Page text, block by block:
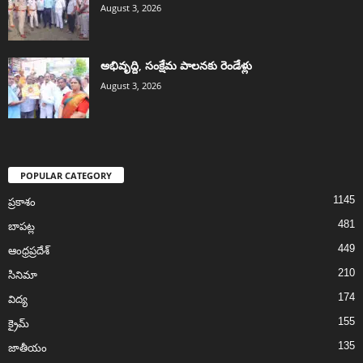
August 3, 2026
అభివృద్ది, సంక్షేమ పాలనకు రెండేళ్లు
August 3, 2026
POPULAR CATEGORY
ప్రకాశం 1145
బాపట్ల 481
ఆంధ్రప్రదేశ్ 449
సినిమా 210
విద్య 174
క్రైమ్ 155
జాతీయం 135